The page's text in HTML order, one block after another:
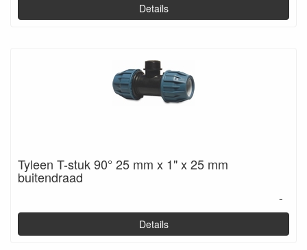
Details
Tyleen T-stuk 90° 25 mm x 1" x 25 mm
buitendraad
-
Details